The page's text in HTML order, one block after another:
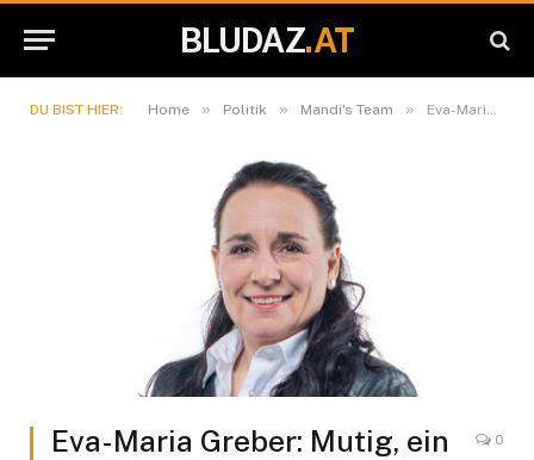
BLUDAZ.AT
DU BIST HIER: Home » Politik » Mandi's Team » Eva-Maria Greber: Mutig, ein Wahlkampf ohne Plakate …
Eva-Maria Greber: Mutig, ein
0